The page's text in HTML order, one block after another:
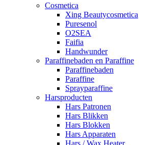
Cosmetica
Xing Beautycosmetica
Puresenol
O2SEA
Faifia
Handwunder
Paraffinebaden en Paraffine
Paraffinebaden
Paraffine
Sprayparaffine
Harsproducten
Hars Patronen
Hars Blikken
Hars Blokken
Hars Apparaten
Hars / Wax Heater